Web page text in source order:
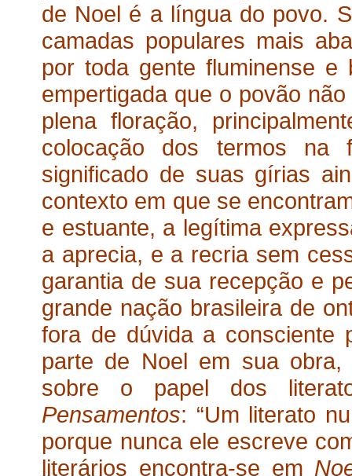
de Noel é a língua do povo.
camadas populares mais
por toda gente fluminense e
empertigada que o povão
plena floração,
colocação dos termos na
significado de suas gírias
contexto em que se
e estuante, a legítima
a aprecia, e a recria sem
garantia de sua recepção e
grande nação brasileira de
fora de dúvida a consciente
parte de Noel em sua
sobre o papel dos
Pensamentos: “Um literato
porque nunca ele escreve
literários encontra-se em